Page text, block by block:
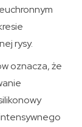
rysy.
oznacza, że